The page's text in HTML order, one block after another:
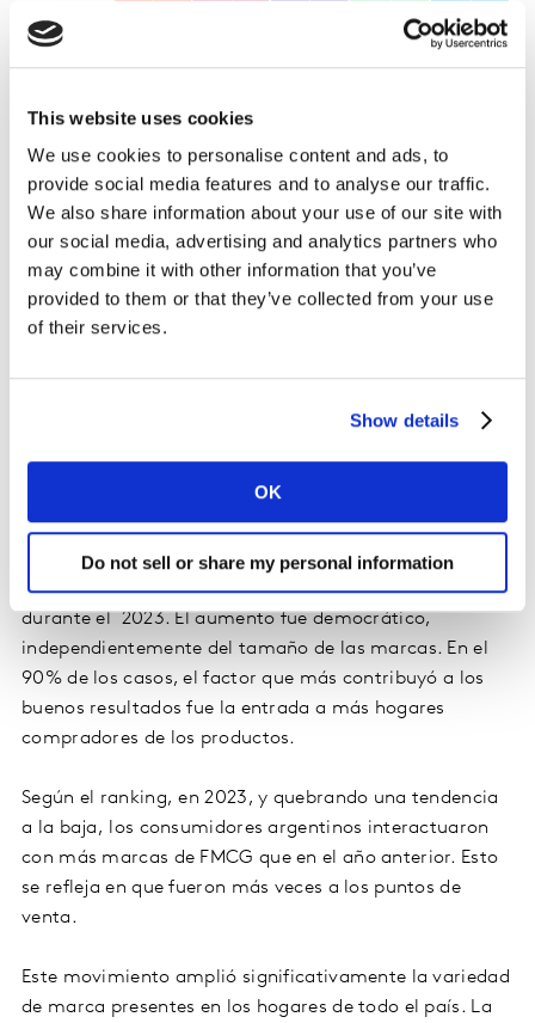
This website uses cookies
We use cookies to personalise content and ads, to
provide social media features and to analyse our traffic.
We also share information about your use of our site with
our social media, advertising and analytics partners who
may combine it with other information that you’ve
provided to them or that they’ve collected from your use
of their services.
Show details
OK
Do not sell or share my personal information
Es relevante señalar que la indulgencia se llevó un lugar
preponderante, siendo marcas de Bebidas o productos
Lácteos las que más participaron en los primeros
¿Cómo evolucionaron las marcas de
consumo masivo en los hogares
De las 50 principales marcas de bienes de consumo
masivo en Argentina, 36 crecieron en CRP
durante el 2023. El aumento fue democrático,
independientemente del tamaño de las marcas. En el
90% de los casos, el factor que más contribuyó a los
buenos resultados fue la entrada a más hogares
compradores de los productos.
Según el ranking, en 2023, y quebrando una tendencia
a la baja, los consumidores argentinos interactuaron
con más marcas de FMCG que en el año anterior. Esto
se refleja en que fueron más veces a los puntos de
venta.
Este movimiento amplió significativamente la variedad
de marca presentes en los hogares de todo el país. La